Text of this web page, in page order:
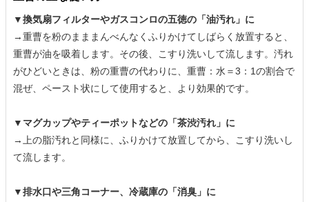
▼換気扇フィルターやガスコンロの五徳の「油汚れ」に
→重曹を粉のまままんべんなくふりかけてしばらく放置すると、
重曹が油を吸着します。その後、こすり洗いして流します。汚れ
がひどいときは、粉の重曹の代わりに、重曹：水＝3：1の割合で
混ぜ、ペースト状にして使用すると、より効果的です。
▼マグカップやティーポットなどの「茶渋汚れ」に
→上の脂汚れと同様に、ふりかけて放置してから、こすり洗いし
て流します。
▼排水口や三角コーナー、冷蔵庫の「消臭」に